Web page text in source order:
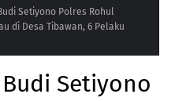
Setiyono Polres Rohul
di Desa Tibawan, 6 Pelaku
Setiyono